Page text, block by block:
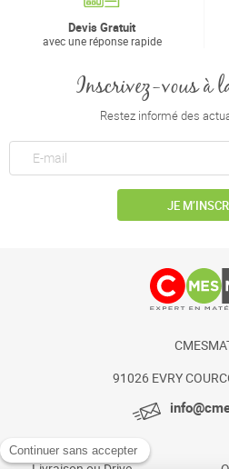
Devis Gratuit
avec une réponse rapide
Inscrivez-vous à
Restez informé des
JE
91026 EVRY